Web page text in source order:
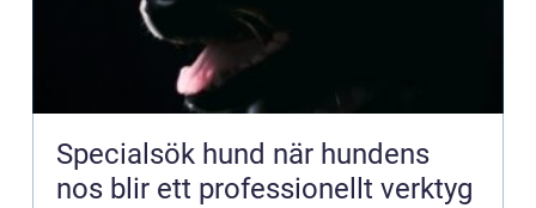
Specialsök hund när hundens
nos blir ett professionellt verktyg